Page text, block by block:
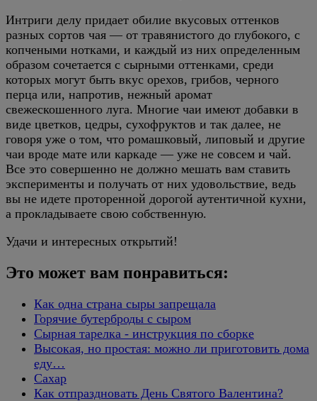
Интриги делу придает обилие вкусовых оттенков
разных сортов чая — от травянистого до глубокого, с
копчеными нотками, и каждый из них определенным
образом сочетается с сырными оттенками, среди
которых могут быть вкус орехов, грибов, черного
перца или, напротив, нежный аромат
свежескошенного луга. Многие чаи имеют добавки в
виде цветков, цедры, сухофруктов и так далее, не
говоря уже о том, что ромашковый, липовый и другие
чаи вроде мате или каркаде — уже не совсем и чай.
Все это совершенно не должно мешать вам ставить
эксперименты и получать от них удовольствие, ведь
вы не идете проторенной дорогой аутентичной кухни,
а прокладываете свою собственную.
Удачи и интересных открытий!
Это может вам понравиться:
Как одна страна сыры запрещала
Горячие бутерброды с сыром
Сырная тарелка - инструкция по сборке
Высокая, но простая: можно ли приготовить дома
еду…
Сахар
Как отпраздновать День Святого Валентина?